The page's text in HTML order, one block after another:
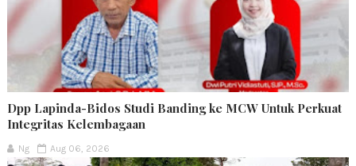
Dpp Lapinda-Bidos Studi Banding ke MCW Untuk Perkuat
Integritas Kelembagaan
Ng Aug 06, 2026